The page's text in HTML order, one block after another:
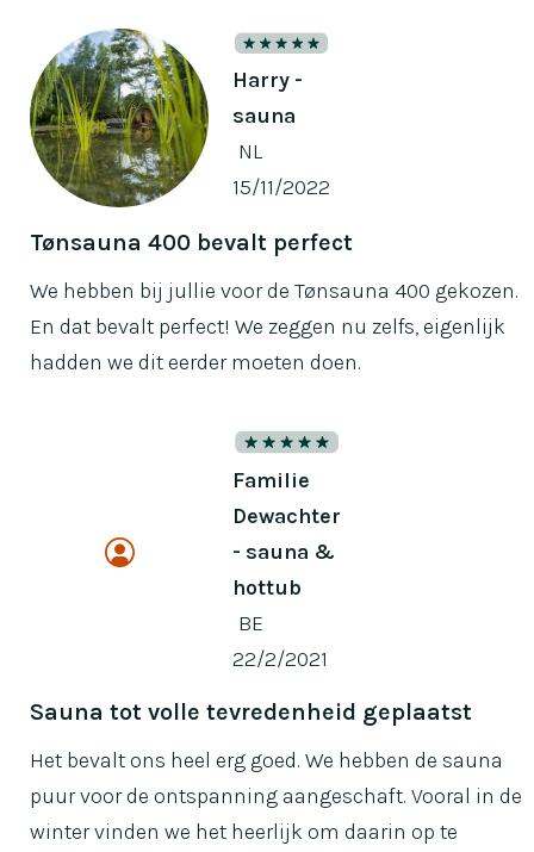
Harry -
sauna
NL
15/11/2022
Tønsauna 400 bevalt perfect
We hebben bij jullie voor de Tønsauna 400 gekozen.
En dat bevalt perfect! We zeggen nu zelfs, eigenlijk
hadden we dit eerder moeten doen.
Familie
Dewachter
- sauna &
hottub
BE
22/2/2021
Sauna tot volle tevredenheid geplaatst
Het bevalt ons heel erg goed. We hebben de sauna
puur voor de ontspanning aangeschaft. Vooral in de
winter vinden we het heerlijk om daarin op te